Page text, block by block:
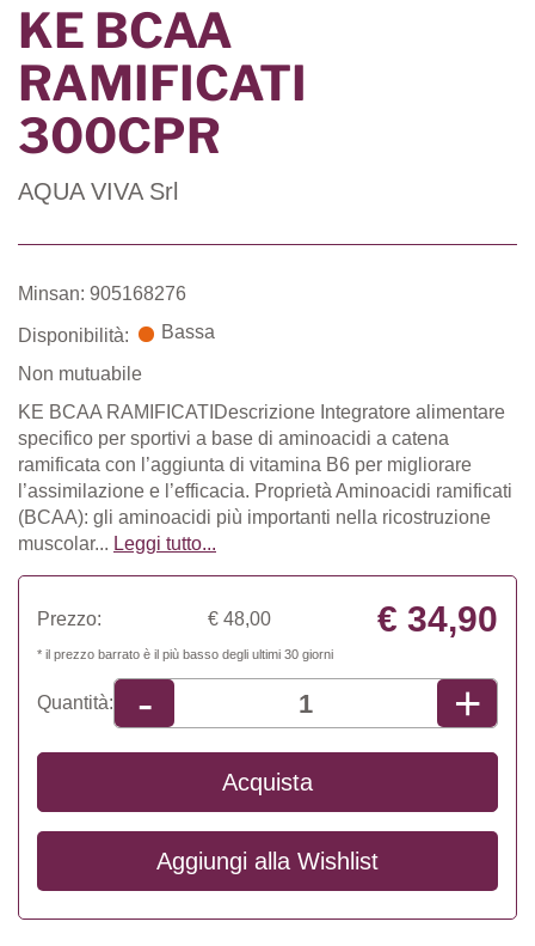
KE BCAA
RAMIFICATI
300CPR
AQUA VIVA Srl
Minsan: 905168276
Disponibilità: Bassa
Non mutuabile
KE BCAA RAMIFICATIDescrizione Integratore alimentare
specifico per sportivi a base di aminoacidi a catena
ramificata con l’aggiunta di vitamina B6 per migliorare
l’assimilazione e l’efficacia. Proprietà Aminoacidi ramificati
(BCAA): gli aminoacidi più importanti nella ricostruzione
muscolar... Leggi tutto...
Prezzo: € 48,00 € 34,90
* il prezzo barrato è il più basso degli ultimi 30 giorni
Quantità: - +
Acquista
Aggiungi alla Wishlist